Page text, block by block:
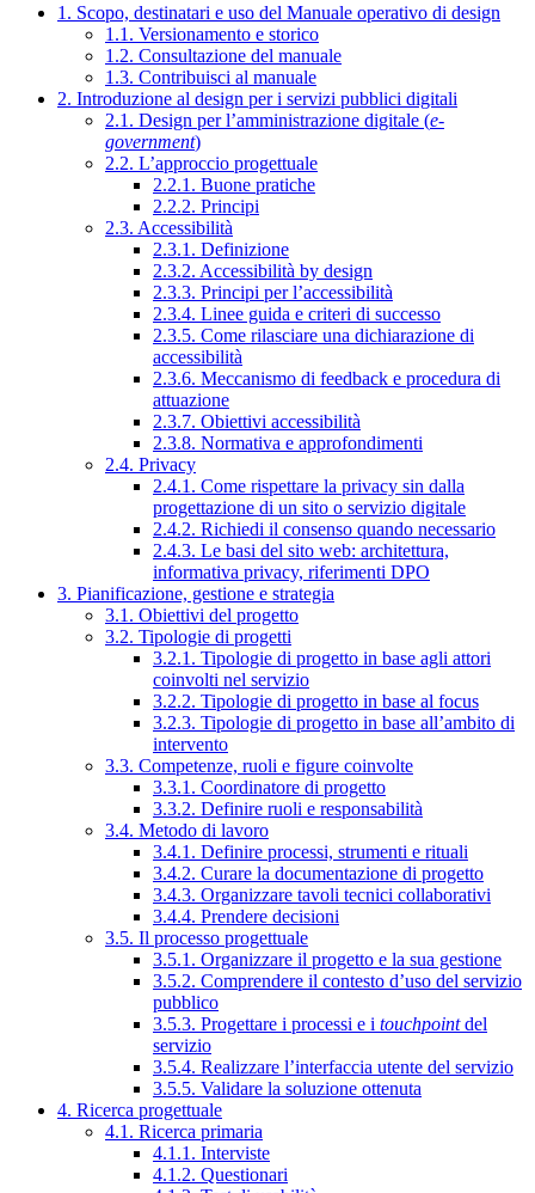
1. Scopo, destinatari e uso del Manuale operativo di design
1.1. Versionamento e storico
1.2. Consultazione del manuale
1.3. Contribuisci al manuale
2. Introduzione al design per i servizi pubblici digitali
2.1. Design per l’amministrazione digitale (e-
government)
2.2. L’approccio progettuale
2.2.1. Buone pratiche
2.2.2. Principi
2.3. Accessibilità
2.3.1. Definizione
2.3.2. Accessibilità by design
2.3.3. Principi per l’accessibilità
2.3.4. Linee guida e criteri di successo
2.3.5. Come rilasciare una dichiarazione di
accessibilità
2.3.6. Meccanismo di feedback e procedura di
attuazione
2.3.7. Obiettivi accessibilità
2.3.8. Normativa e approfondimenti
2.4. Privacy
2.4.1. Come rispettare la privacy sin dalla
progettazione di un sito o servizio digitale
2.4.2. Richiedi il consenso quando necessario
2.4.3. Le basi del sito web: architettura,
informativa privacy, riferimenti DPO
3. Pianificazione, gestione e strategia
3.1. Obiettivi del progetto
3.2. Tipologie di progetti
3.2.1. Tipologie di progetto in base agli attori
coinvolti nel servizio
3.2.2. Tipologie di progetto in base al focus
3.2.3. Tipologie di progetto in base all’ambito di
intervento
3.3. Competenze, ruoli e figure coinvolte
3.3.1. Coordinatore di progetto
3.3.2. Definire ruoli e responsabilità
3.4. Metodo di lavoro
3.4.1. Definire processi, strumenti e rituali
3.4.2. Curare la documentazione di progetto
3.4.3. Organizzare tavoli tecnici collaborativi
3.4.4. Prendere decisioni
3.5. Il processo progettuale
3.5.1. Organizzare il progetto e la sua gestione
3.5.2. Comprendere il contesto d’uso del servizio
pubblico
3.5.3. Progettare i processi e i touchpointdel
servizio
3.5.4. Realizzare l’interfaccia utente del servizio
3.5.5. Validare la soluzione ottenuta
4. Ricerca progettuale
4.1. Ricerca primaria
4.1.1. Interviste
4.1.2. Questionari